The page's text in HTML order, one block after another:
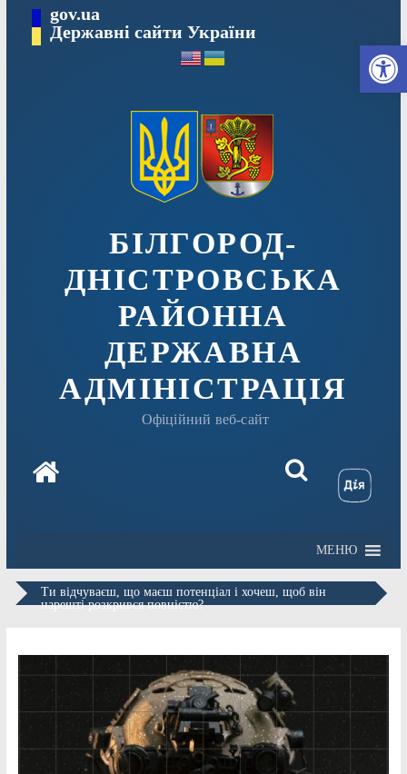
вмісту
gov.ua
Державні сайти України
БІЛГОРОД-
ДНІСТРОВСЬКА
РАЙОННА
ДЕРЖАВНА
АДМІНІСТРАЦІЯ
Офіційний веб-сайт
МЕНЮ
Ти відчуваєш, що маєш потенціал і хочеш, щоб він
нарешті розкрився повністю?